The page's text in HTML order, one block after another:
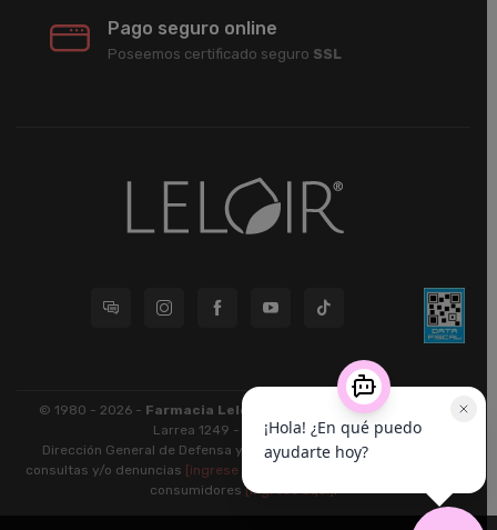
Pago seguro online
Poseemos certificado seguro SSL
© 1980 - 2026 - Farmacia Leloir S.R.L.
| CUIT 33609220789 -
Larrea 1249 - CABA - CP 1117
Dirección General de Defensa y Protección al Consumidor: Para
consultas y/o denuncias [ingrese aquí]
consumidores[ingrese aquí].